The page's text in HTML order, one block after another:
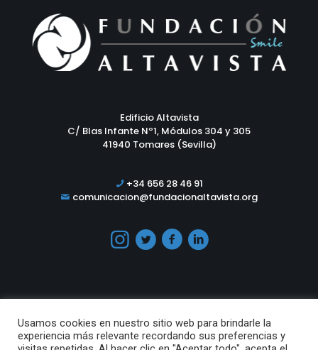
Edificio Altavista
C/ Blas Infante Nº1, Módulos 304 y 305
41940 Tomares (Sevilla)
+34 656 28 46 91
comunicacion@fundacionaltavista.org
Usamos cookies en nuestro sitio web para brindarle la
experiencia más relevante recordando sus preferencias y